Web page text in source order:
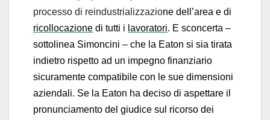
processo di reindustrializzazione dell’area e di
ricollocazione di tutti i lavoratori. E sconcerta –
sottolinea Simoncini – che la Eaton si sia tirata
indietro rispetto ad un impegno finanziario
sicuramente compatibile con le sue dimensioni
aziendali. Se la Eaton ha deciso di aspettare il
pronunciamento del giudice sul ricorso dei